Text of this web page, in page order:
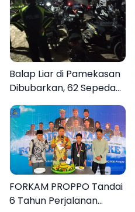
Balap Liar di Pamekasan
Dibubarkan, 62 Sepeda
Motor Diamankan
FORKAM PROPPO Tandai
6 Tahun Perjalanan